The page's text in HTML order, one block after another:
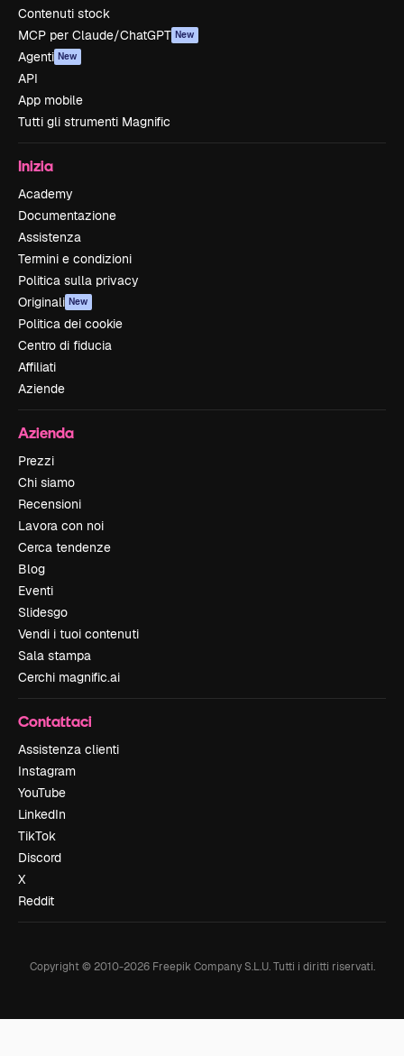
Contenuti stock
MCP per Claude/ChatGPT New
Agenti New
API
App mobile
Tutti gli strumenti Magnific
Inizia
Academy
Documentazione
Assistenza
Termini e condizioni
Politica sulla privacy
Originali New
Politica dei cookie
Centro di fiducia
Affiliati
Aziende
Azienda
Prezzi
Chi siamo
Recensioni
Lavora con noi
Cerca tendenze
Blog
Eventi
Slidesgo
Vendi i tuoi contenuti
Sala stampa
Cerchi magnific.ai
Contattaci
Assistenza clienti
Instagram
YouTube
LinkedIn
TikTok
Discord
X
Reddit
Copyright © 2010-2026Freepik Company S.L.U. Tutti i diritti riservati.